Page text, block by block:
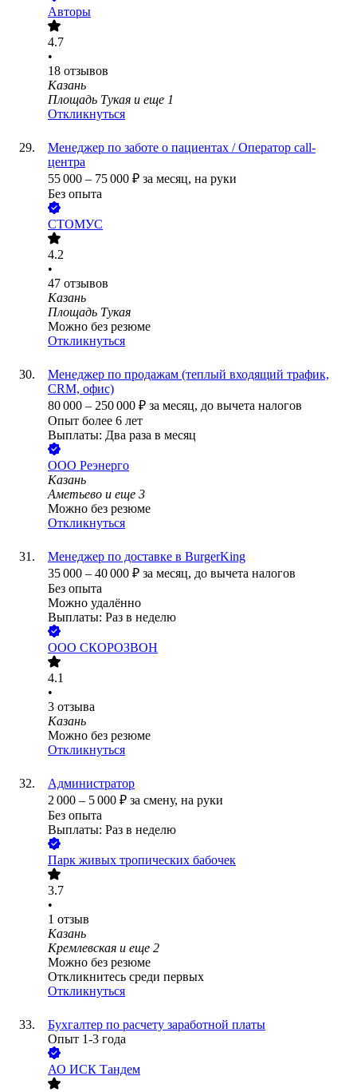
Авторы
4.7
•
18 отзывов
Казань
Площадь Тукая и еще 1
Откликнуться
Менеджер по заботе о пациентах / Оператор call-
центра
55 000 – 75 000 ₽ за месяц, на руки
Без опыта
СТОМУС
4.2
•
47 отзывов
Казань
Площадь Тукая
Можно без резюме
Откликнуться
Менеджер по продажам (теплый входящий трафик,
CRM, офис)
80 000 – 250 000 ₽ за месяц, до вычета налогов
Опыт более 6 лет
Выплаты: Два раза в месяц
ООО Реэнерго
Казань
Аметьево и еще 3
Можно без резюме
Откликнуться
Менеджер по доставке в BurgerKing
35 000 – 40 000 ₽ за месяц, до вычета налогов
Без опыта
Можно удалённо
Выплаты: Раз в неделю
ООО СКОРОЗВОН
4.1
•
3 отзыва
Казань
Можно без резюме
Откликнуться
Администратор
2 000 – 5 000 ₽ за смену, на руки
Без опыта
Выплаты: Раз в неделю
Парк живых тропических бабочек
3.7
•
1 отзыв
Казань
Кремлевская и еще 2
Можно без резюме
Откликнитесь среди первых
Откликнуться
Бухгалтер по расчету заработной платы
Опыт 1-3 года
АО ИСК Тандем